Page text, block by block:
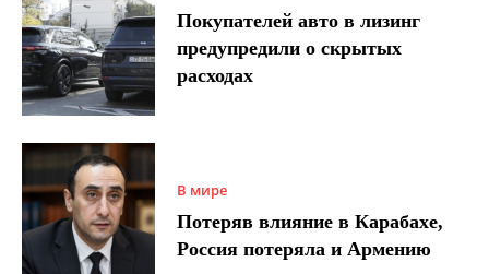
Покупателей авто в лизинг
предупредили о скрытых
расходах
В мире
Потеряв влияние в Карабахе,
Россия потеряла и Армению